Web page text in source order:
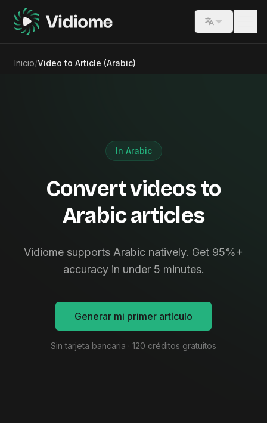
Switch
Inicio/Video to Article (Arabic)
In Arabic
Convert videos to
Arabic articles
Vidiome supports Arabic natively. Get 95%+
accuracy in under 5 minutes.
Generar mi primer artículo
Sin tarjeta bancaria · 120 créditos gratuitos